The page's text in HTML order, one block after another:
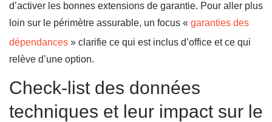
d’activer les bonnes extensions de garantie. Pour aller plus
loin sur le périmètre assurable, un focus « garanties des
dépendances » clarifie ce qui est inclus d’office et ce qui
relève d’une option.
Check-list des données
techniques et leur impact sur le